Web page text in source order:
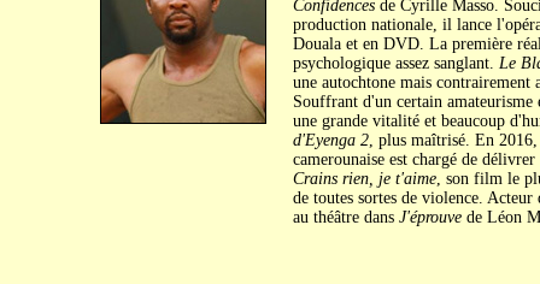
Confidencesde Cyrille Masso.
production nationale, il lance
Douala et en DVD. La première
psychologique assez sanglant. Le
une autochtone mais contrairement
Souffrant d'un certain
une grande vitalité et beaucoup
d'Eyenga 2, plus maîtrisé. En
camerounaise est chargé de
Crains rien, je t'aime, son film le
de toutes sortes de violence.
au théâtre dans J'éprouvede Léon